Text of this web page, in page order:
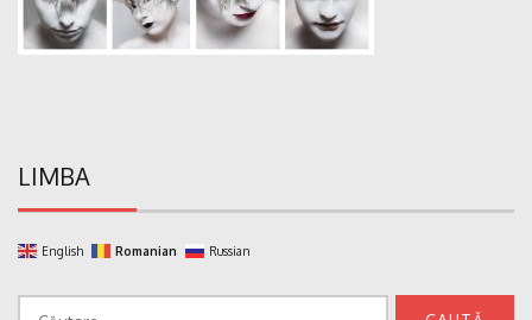
LIMBA
English Romanian Russian